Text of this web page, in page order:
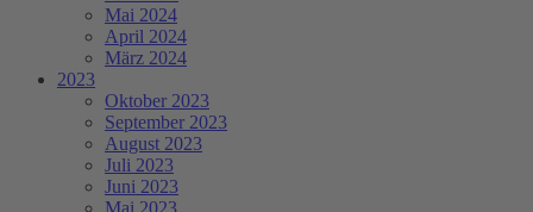
Mai 2024
April 2024
März 2024
2023
Oktober 2023
September 2023
August 2023
Juli 2023
Juni 2023